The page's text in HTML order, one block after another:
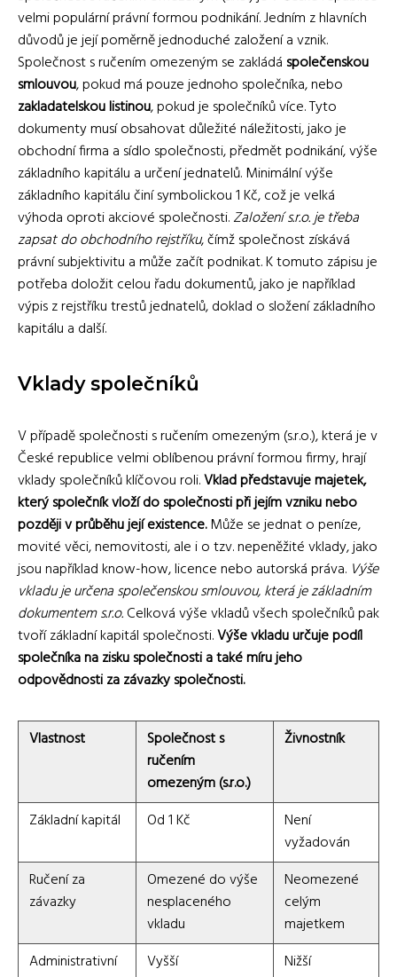
velmi populární právní formou podnikání. Jedním z hlavních
důvodů je její poměrně jednoduché založení a vznik.
Společnost s ručením omezeným se zakládá společenskou
smlouvou, pokud má pouze jednoho společníka, nebo
zakladatelskou listinou, pokud je společníků více. Tyto
dokumenty musí obsahovat důležité náležitosti, jako je
obchodní firma a sídlo společnosti, předmět podnikání, výše
základního kapitálu a určení jednatelů. Minimální výše
základního kapitálu činí symbolickou 1 Kč, což je velká
výhoda oproti akciové společnosti.Založení s.r.o. je třeba
zapsat do obchodního rejstříku, čímž společnost získává
právní subjektivitu a může začít podnikat. K tomuto zápisu je
potřeba doložit celou řadu dokumentů, jako je například
výpis z rejstříku trestů jednatelů, doklad o složení základního
kapitálu a další.
Vklady společníků
V případě společnosti s ručením omezeným (s.r.o.), která je v
České republice velmi oblíbenou právní formou firmy, hrají
vklady společníků klíčovou roli.Vklad představuje majetek,
který společník vloží do společnosti při jejím vzniku nebo
později v průběhu její existence.Může se jednat o peníze,
movité věci, nemovitosti, ale i o tzv. nepeněžité vklady, jako
jsou například know-how, licence nebo autorská práva. Výše
vkladu je určena společenskou smlouvou, která je základním
dokumentem s.r.o.Celková výše vkladů všech společníků pak
tvoří základní kapitál společnosti.Výše vkladu určuje podíl
společníka na zisku společnosti a také míru jeho
odpovědnosti za závazky společnosti.
Vlastnost
Společnost s
ručením
omezeným (s.r.o.)
Živnostník
Základní kapitál Od 1 Kč
Není
vyžadován
Ručení za
závazky
Omezené do výše
nesplaceného
vkladu
Neomezené
celým
majetkem
Administrativní
Vyšší Nižší